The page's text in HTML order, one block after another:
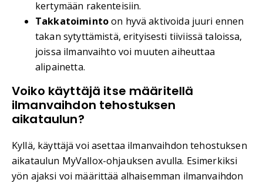
kertymään rakenteisiin.
Takkatoimintoon hyvä aktivoida juuri ennen
takan sytyttämistä, erityisesti tiiviissä taloissa,
joissa ilmanvaihto voi muuten aiheuttaa
alipainetta.
Voiko käyttäjä itse määritellä
ilmanvaihdon tehostuksen
aikataulun?
Kyllä, käyttäjä voi asettaa ilmanvaihdon tehostuksen
aikataulun MyVallox-ohjauksen avulla. Esimerkiksi
yön ajaksi voi määrittää alhaisemman ilmanvaihdon